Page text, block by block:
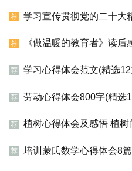
荐 学习宣传贯彻党的二十大
荐 《做温暖的教育者》读后
荐 学习心得体会范文(精选
荐 劳动心得体会800字(精选
荐 植树心得体会及感悟 植
荐 培训蒙氏数学心得体会8篇